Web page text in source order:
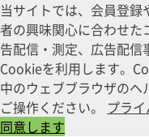
当サイトでは、会員登
者の興味関心に合わせ
告配信・測定、広告配
Cookieを利用します。
中のウェブブラウザのヘ
ご操作ください。 プラ
同意します